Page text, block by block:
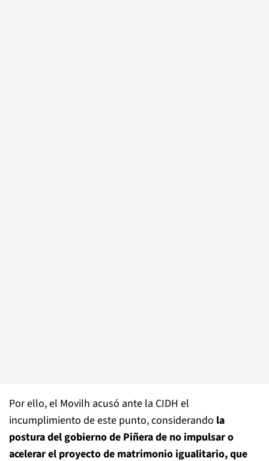
Por ello, el Movilh acusó ante la CIDH el
incumplimiento de este punto, considerando la
postura del gobierno de Piñera de no impulsar o
acelerar el proyecto de matrimonio igualitario, que